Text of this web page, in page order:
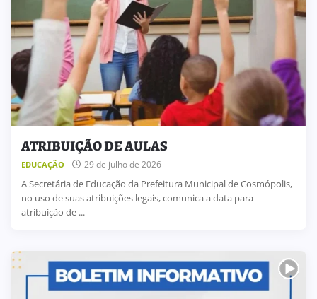
ATRIBUIÇÃO DE AULAS
EDUCAÇÃO 29 de julho de 2026
A Secretária de Educação da Prefeitura Municipal de Cosmópolis,
no uso de suas atribuições legais, comunica a data para
atribuição de ...